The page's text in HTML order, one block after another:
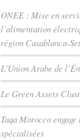
ONEE : Mise en
l’alimentation
région Casablanca-
L’Union Arabe de
Le Green Assets
Taqa Morocco
spécialisées